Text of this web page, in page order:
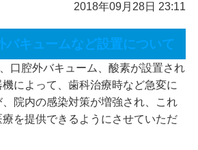
2018年09月28日 23:11
バキュームなど設置について
口腔外バキューム、酸素が設置され
によって、歯科治療時など急変に
院内の感染対策が増強され、これ
を提供できるようにさせていただ